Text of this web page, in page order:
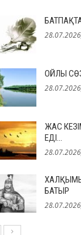
ОЙЛЫ
ЖАС
ЕДІ…
БАТЫР